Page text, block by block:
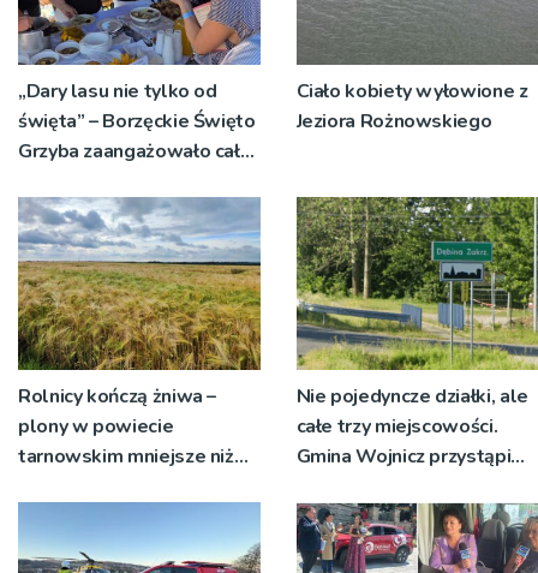
„Dary lasu nie tylko od
święta” – Borzęckie Święto
Grzyba zaangażowało całe
Ciało kobiety wyłowione z
Jeziora Rożnowskiego
Rolnicy kończą żniwa –
plony w powiecie
tarnowskim mniejsze niż
Nie pojedyncze działki, ale
całe trzy miejscowości.
Gmina Wojnicz przystąpi
planistycznych